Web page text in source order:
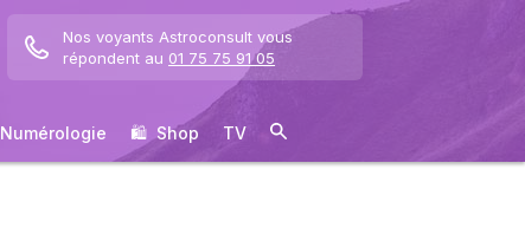
Nos voyants Astroconsult vous
répondent au 01 75 75 91 05
Numérologie 🛍 ️ Shop TV